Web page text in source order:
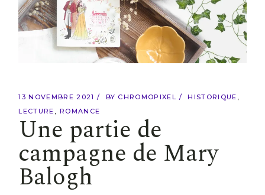
13 NOVEMBRE 2021 BY CHROMOPIXEL
HISTORIQUE
LECTURE
ROMANCE
Une partie de
campagne de Mary
Balogh